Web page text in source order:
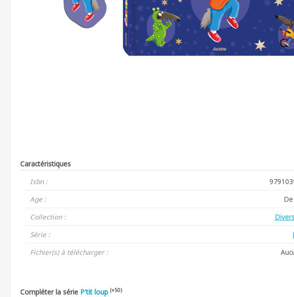
Caractéristiques
Isbn :
Age :
Collection :
Série :
Fichier(s) à télécharger :
Compléter la série P'tit loup (+50)